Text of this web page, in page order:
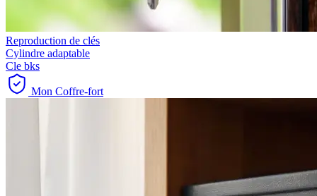
Reproduction de clés
Cylindre adaptable
Cle bks
Mon Coffre-fort